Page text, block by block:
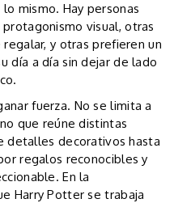
mismo. Hay personas
visual, otras
y otras prefieren un
día a día sin dejar de lado
fuerza. No se limita a
que reúne distintas
detalles decorativos hasta
regalos reconocibles y
En la
Harry Potter se trabaja